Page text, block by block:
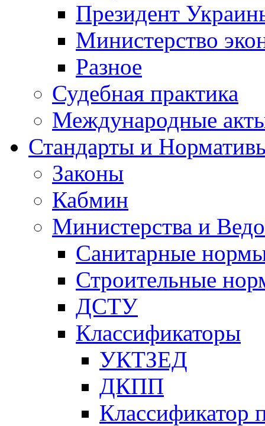
Президент
Министерство
Разное
Судебная практика
Международные
Стандарты и
Законы
Кабмин
Министерства и
Санитарные
Строительные
ДСТУ
Классификаторы
УКТЗЕД
ДКПП
Классификатор